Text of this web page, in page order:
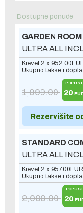
Dostupne ponude
GARDEN ROOM
ULTRA ALL
Krevet 2 x 952.00
Ukupno takse i
1,999.00
POPUST
20 EUR
Rezervišite
STANDARD
ULTRA ALL
Krevet 2 x 957.00EUR
Ukupno takse i
2,009.00
POPUST
20